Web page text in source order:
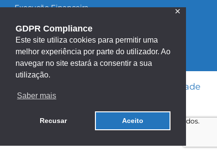
GDPR Compliance
Este site utiliza cookies para permitir uma
melhor experiência por parte do utilizador. Ao
navegar no site estará a consentir a sua
utilização.
Saber mais
Recusar Aceito
✕
Execução Financeira
Recursos Humanos
Política de Privacidade
|Política de Cookies
Copyright ©2013 - 2026 | Todos os direitos reservados.